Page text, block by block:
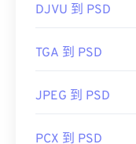
DJVU 到 PSD
TGA 到 PSD
JPEG 到 PSD
PCX 到 PSD